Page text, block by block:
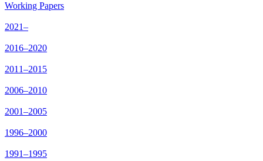
Working Papers
2021–
2016–2020
2011–2015
2006–2010
2001–2005
1996–2000
1991–1995